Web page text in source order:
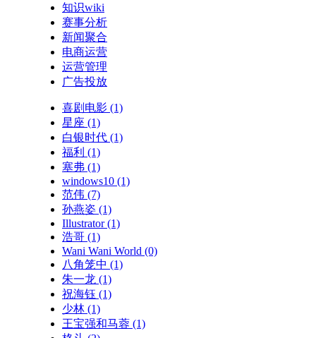
知识wiki
赛事分析
新闻聚合
电商运营
运营管理
广告投放
喜剧电影 (1)
星座 (1)
白银时代 (1)
福利 (1)
塞弗 (1)
windows10 (1)
范伟 (7)
孙燕姿 (1)
Illustrator(1)
浩哥 (1)
Wani Wani World (0)
八角笼中 (1)
朱一龙 (1)
祝海钰 (1)
少林 (1)
王宝强和马蓉 (1)